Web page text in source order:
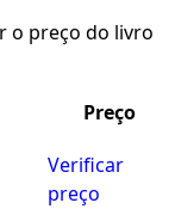
o preço do livro
Preço
Verificar
preço